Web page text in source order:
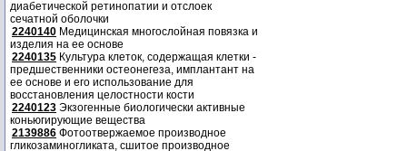
диабетической ретинопатии и отслоек
сечатной оболочки
2240140 Медицинская многослойная повязка и
изделия на ее основе
2240135 Культура клеток, содержащая клетки -
предшественники остеонегеза, имплантант на
ее основе и его использование для
восстановления целостности кости
2240123 Экзогенные биологически активные
коньюгирующие вещества
2139886 Фотоотвержаемое производное
гликозаминогликата, сшитое производное